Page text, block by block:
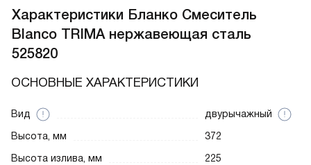
Характеристики Бланко Смеситель
Blanco TRIMA нержавеющая сталь
525820
ОСНОВНЫЕ ХАРАКТЕРИСТИКИ
Вид
двурычажный
Высота, мм
372
Высота излива, мм
225